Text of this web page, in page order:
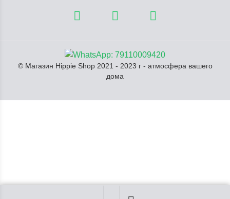
© Магазин Hippie Shop 2021 - 2023 г - атмосфера вашего
дома